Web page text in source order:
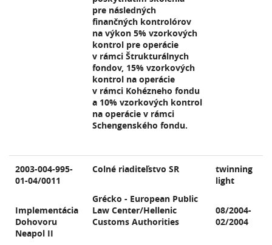
pre následných
finančných kontrolórov
na výkon 5% vzorkových
kontrol pre operácie
v rámci Štrukturálnych
fondov, 15% vzorkových
kontrol na operácie
v rámci Kohézneho fondu
a 10% vzorkových kontrol
na operácie v rámci
Schengenského fondu.
2003-004-995-
01-04/0011
Implementácia
Dohovoru
Neapol II
Colné riaditeľstvo SR
Grécko - European Public
Law Center/Hellenic
Customs Authorities
twinning
light
08/2004-
02/2004